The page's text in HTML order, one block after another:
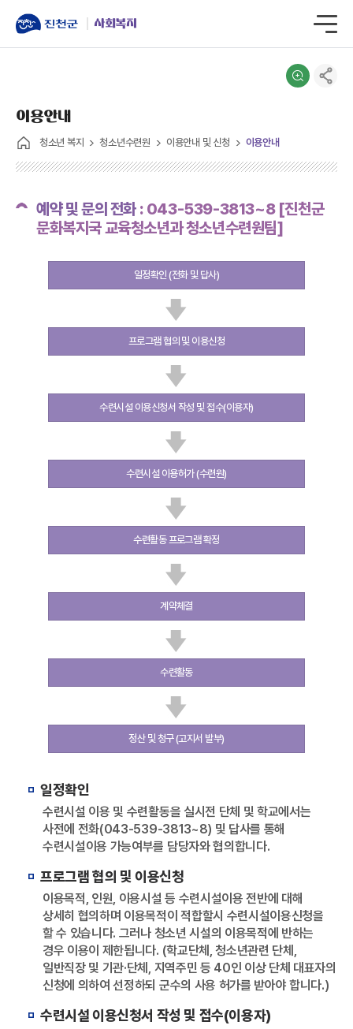
사회복지
청소년 복지 청소년수련원 이용안내 및 신청 이용안내
이용안내
예약 및 문의 전화 : 043-539-3813~8 [진천군
문화복지국 교육청소년과 청소년수련원팀]
일정확인 (전화 및 답사)
프로그램 협의 및 이용신청
수련시설 이용신청서 작성 및 접수(이용자)
수련시설 이용허가 (수련원)
수련활동 프로그램 확정
계약체결
수련활동
정산 및 청구 (고지서 발부)
일정확인
수련시설 이용 및 수련활동을 실시전 단체 및 학교에서는
사전에 전화(043-539-3813~8) 및 답사를 통해
수련시설이용 가능여부를 담당자와 협의합니다.
프로그램 협의 및 이용신청
이용목적, 인원, 이용시설 등 수련시설이용 전반에 대해
상세히 협의하며 이용목적이 적합할시 수련시설이용신청을
할 수 있습니다. 그러나 청소년 시설의 이용목적에 반하는
경우 이용이 제한됩니다. (학교단체, 청소년관련 단체,
일반직장 및 기관·단체, 지역주민 등 40인 이상 단체 대표자의
신청에 의하여 선정하되 군수의 사용 허가를 받아야 합니다.)
수련시설 이용신청서 작성 및 접수(이용자)